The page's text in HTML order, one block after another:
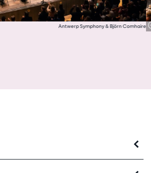
Antwerp Symphony & Björn Comhaire